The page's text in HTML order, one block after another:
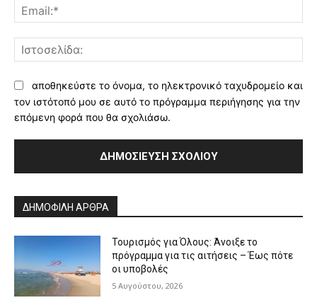
αποθηκεύστε το όνομα, το ηλεκτρονικό ταχυδρομείο και
τον ιστότοπό μου σε αυτό το πρόγραμμα περιήγησης για την
επόμενη φορά που θα σχολιάσω.
ΔΗΜΟΦΙΛΗ ΑΡΘΡΑ
Τουρισμός για Όλους: Άνοιξε το
πρόγραμμα για τις αιτήσεις – Έως πότε
οι υποβολές
5 Αυγούστου, 2026